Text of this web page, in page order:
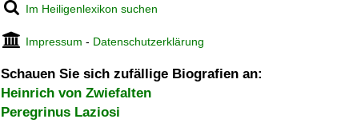
Im Heiligenlexikon suchen
Impressum - Datenschutzerklärung
Schauen Sie sich zufällige Biografien an:
Heinrich von Zwiefalten
Peregrinus Laziosi